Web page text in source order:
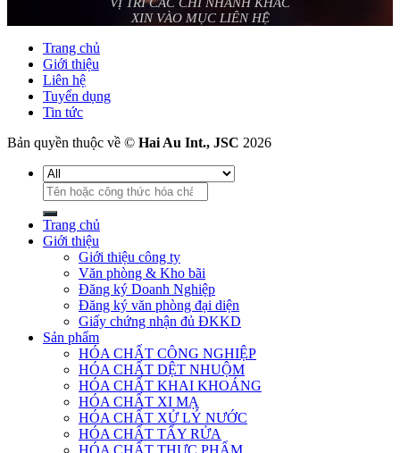
VỊ TRÍ CÁC CHI NHÁNH KHÁC
XIN VÀO MỤC LIÊN HỆ
Trang chủ
Giới thiệu
Liên hệ
Tuyển dụng
Tin tức
Bản quyền thuộc về © Hai Au Int., JSC 2026
Tìm
kiếm:
Trang chủ
Giới thiệu
Giới thiệu công ty
Văn phòng & Kho bãi
Đăng ký Doanh Nghiệp
Đăng ký văn phòng đại diện
Giấy chứng nhận đủ ĐKKD
Sản phẩm
HÓA CHẤT CÔNG NGHIỆP
HÓA CHẤT DỆT NHUỘM
HÓA CHẤT KHAI KHOÁNG
HÓA CHẤT XI MẠ
HÓA CHẤT XỬ LÝ NƯỚC
HÓA CHẤT TẨY RỬA